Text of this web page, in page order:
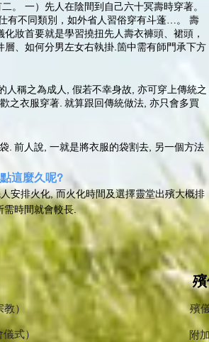
。 一）先人在陰間到自己六十冥壽時穿著。
有不同類別，如外省人習俗穿有斗蓬…。 壽
妝首要就是學習撓扭先人壽衣褲頭、裙頭，
、如何分男左女右執掛.箇中需有師門承下方
人稱之為成人, 假若不幸身故, 亦可穿上傳統之
之衣服穿著. 就算跟回傳統做法, 亦只會多買
. 前人說, 一就是將衣服的袋割去, 另一個方法
這麼久呢?
安排火化, 而火化時間及選擇靈堂出殯大概排
時間就會較長.
教）
儀式）
殯
附